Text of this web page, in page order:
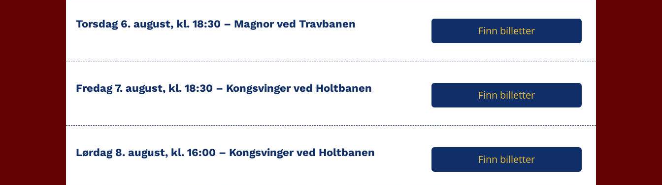
Torsdag 6. august, kl. 18:30 – Magnorved Travbanen
Finn billetter
Fredag 7. august, kl. 18:30 – Kongsvingerved Holtbanen
Finn billetter
Lørdag 8. august, kl. 16:00 – Kongsvingerved Holtbanen
Finn billetter